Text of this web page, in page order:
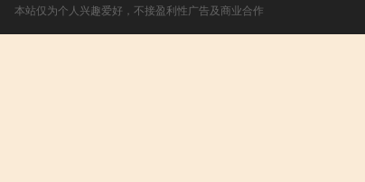
本站仅为个人兴趣爱好，不接盈利性广告及商业合作